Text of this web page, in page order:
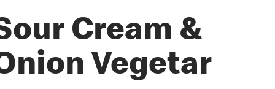
Cream &
Vegetar